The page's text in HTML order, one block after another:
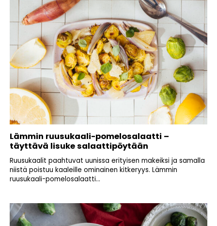
Lämmin ruusukaali-pomelosalaatti –
täyttävä lisuke salaattipöytään
Ruusukaalit paahtuvat uunissa erityisen makeiksi ja samalla
niistä poistuu kaaleille ominainen kitkeryys. Lämmin
ruusukaali-pomelosalaatti...